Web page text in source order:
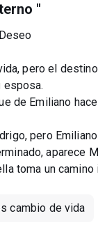
"
pero el
esposa.
de Emiliano
pero
aparece
toma un camino
cambio de vida